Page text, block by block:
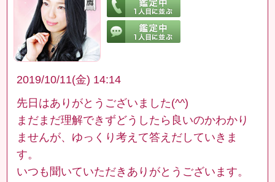
2019/10/11(金) 14:14
先日はありがとうございました(^^)
まだまだ理解できずどうしたら良いのかわかり
ませんが、ゆっくり考えて答えだしていきま
す。
いつも聞いていただきありがとうございます。